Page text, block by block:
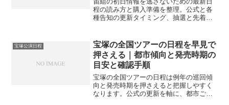
程の読み方と購入準備を整理。公式と各
種告知の更新タイミング、抽選と先着の
します。
宝塚公演日程
宝塚の全国ツアーの日程を早見で
押さえる｜都市傾向と発売時期の
目安と確認手順
宝塚の全国ツアーの日程は例年の巡回傾
向と発売時期を押さえると把握しやすく
なります。公式の更新を軸に、都市ごと